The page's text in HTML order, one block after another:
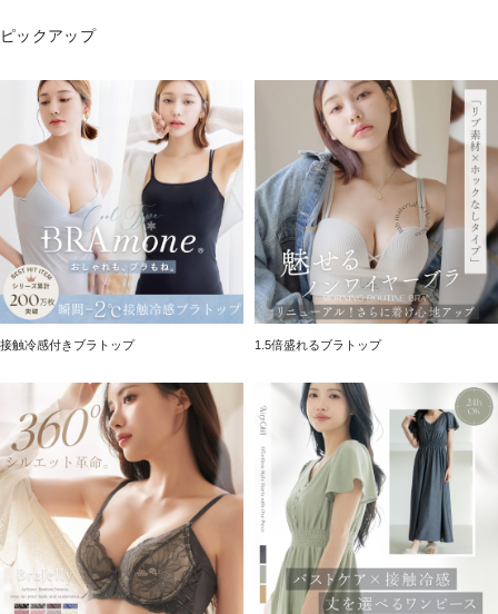
ピックアップ
接触冷感付きブラトップ 1.5倍盛れるブラトップ